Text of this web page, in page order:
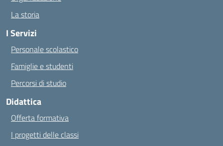
La storia
I Servizi
Personale scolastico
Famiglie e studenti
Percorsi di studio
Didattica
Offerta formativa
I progetti delle classi